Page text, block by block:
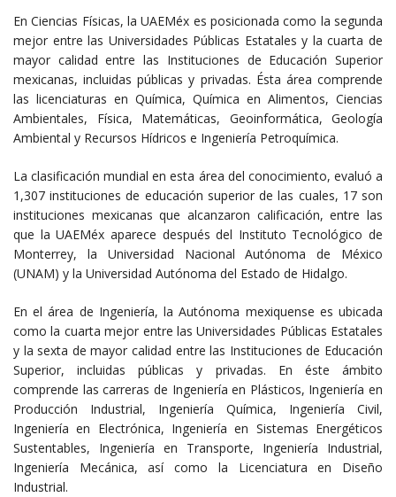
En Ciencias Físicas, la UAEMéx es posicionada como la segunda
mejor entre las Universidades Públicas Estatales y la cuarta de
mayor calidad entre las Instituciones de Educación Superior
mexicanas, incluidas públicas y privadas. Ésta área comprende
las licenciaturas en Química, Química en Alimentos, Ciencias
Ambientales, Física, Matemáticas, Geoinformática, Geología
Ambiental y Recursos Hídricos e Ingeniería Petroquímica.
La clasificación mundial en esta área del conocimiento, evaluó a
1,307 instituciones de educación superior de las cuales, 17 son
instituciones mexicanas que alcanzaron calificación, entre las
que la UAEMéx aparece después del Instituto Tecnológico de
Monterrey, la Universidad Nacional Autónoma de México
(UNAM) y la Universidad Autónoma del Estado de Hidalgo.
En el área de Ingeniería, la Autónoma mexiquense es ubicada
como la cuarta mejor entre las Universidades Públicas Estatales
y la sexta de mayor calidad entre las Instituciones de Educación
Superior, incluidas públicas y privadas. En éste ámbito
comprende las carreras de Ingeniería en Plásticos, Ingeniería en
Producción Industrial, Ingeniería Química, Ingeniería Civil,
Ingeniería en Electrónica, Ingeniería en Sistemas Energéticos
Sustentables, Ingeniería en Transporte, Ingeniería Industrial,
Ingeniería Mecánica, así como la Licenciatura en Diseño
Industrial.